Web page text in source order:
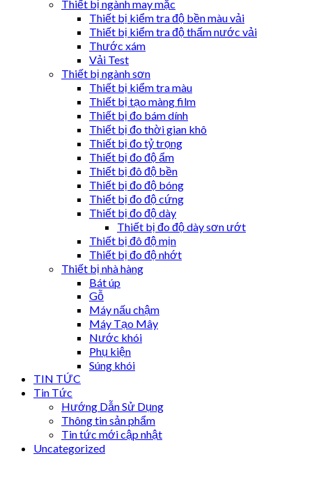
Thiết bị ngành may mặc
Thiết bị kiểm tra độ bền màu vải
Thiết bị kiểm tra độ thấm nước vải
Thước xám
Vải Test
Thiết bị ngành sơn
Thiết bị kiểm tra màu
Thiết bị tạo màng film
Thiết bị đo bám dính
Thiết bị đo thời gian khô
Thiết bị đo tỷ trọng
Thiết bị đo độ ẩm
Thiết bị đô độ bền
Thiết bị đo độ bóng
Thiết bị đo độ cứng
Thiết bị đo độ dày
Thiết bị đo độ dày sơn ướt
Thiết bị đô độ mịn
Thiết bị đo độ nhớt
Thiết bị nhà hàng
Bát úp
Gỗ
Máy nấu chậm
Máy Tạo Mây
Nước khói
Phụ kiện
Súng khói
TIN TỨC
Tin Tức
Hướng Dẫn Sử Dụng
Thông tin sản phẩm
Tin tức mới cập nhật
Uncategorized